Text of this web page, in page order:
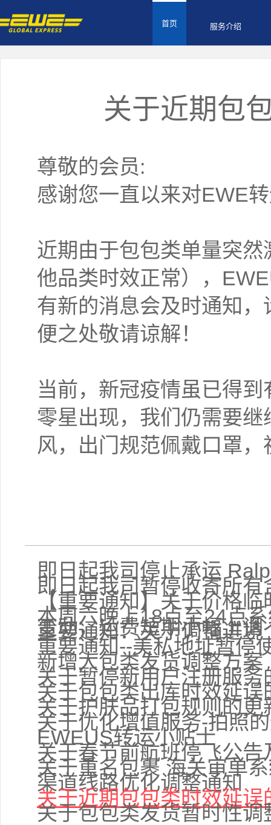
首页 服务介绍
关于近期包
尊敬的会员:
感谢您一直以来对EWE
近期由于包包类单量突
他品类时效正常），
有新的消息会及时通知
便之处敬请谅解！
当前，新冠疫情虽已得
零星出现，我们仍需要
风，出门规范佩戴口罩
即日起我司停止承运
即日起我司暂停收寄所有
【重要通知】关于价格
变动，运费短期小幅上调
本周六晚上18点至24点
重要通知：关于调整进
重要通知--美私地址暂停
新增大包类发货调整方案
关于暂停新用户注册服务
关于包包类出库时效延误
关于护肤品打包规则的更
关于优化增值服务-拍照
EWEUS转运小贴士
关于春节前航班停飞公告
关于重名包裹 海关审单
渠道线路优化调整通知
关于近期包包类时效延误
关于包包类发货暂时性调